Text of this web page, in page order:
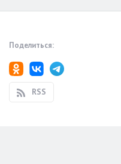
Поделиться:
RSS